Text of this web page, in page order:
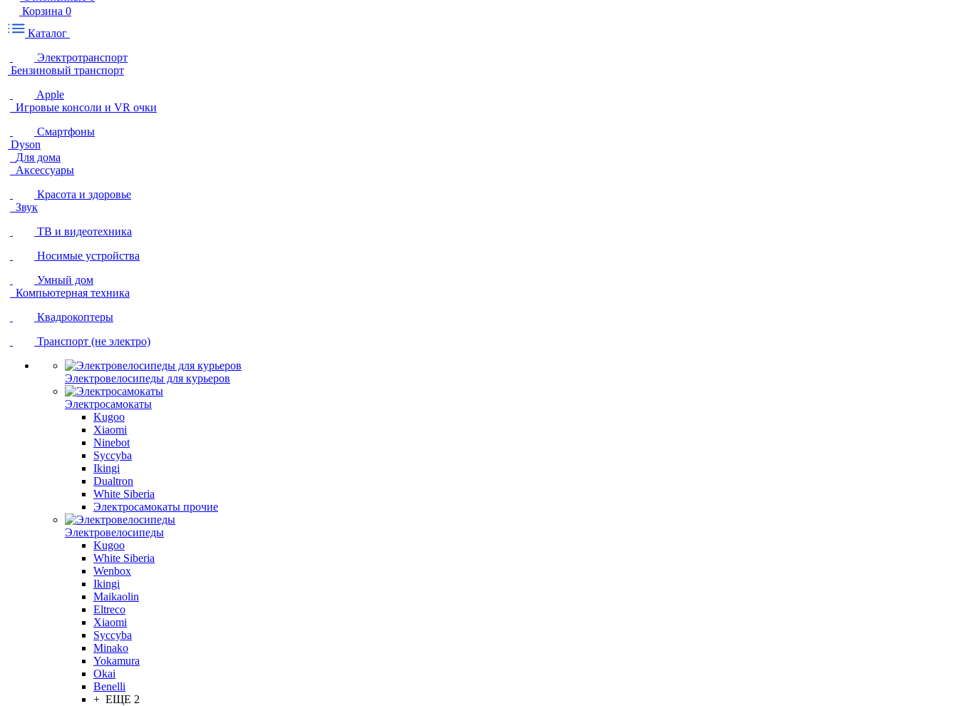
Корзина 0
Каталог
Электротранспорт
Бензиновый транспорт
Apple
Игровые консоли и VR очки
Смартфоны
Dyson
Для дома
Аксессуары
Красота и здоровье
Звук
ТВ и видеотехника
Носимые устройства
Умный дом
Компьютерная техника
Квадрокоптеры
Транспорт (не электро)
Электровелосипеды для курьеров
Электросамокаты
Kugoo
Xiaomi
Ninebot
Syccyba
Ikingi
Dualtron
White Siberia
Электросамокаты прочие
Электровелосипеды
Kugoo
White Siberia
Wenbox
Ikingi
Maikaolin
Eltreco
Xiaomi
Syccyba
Minako
Yokamura
Okai
Benelli
+ ЕЩЕ 2